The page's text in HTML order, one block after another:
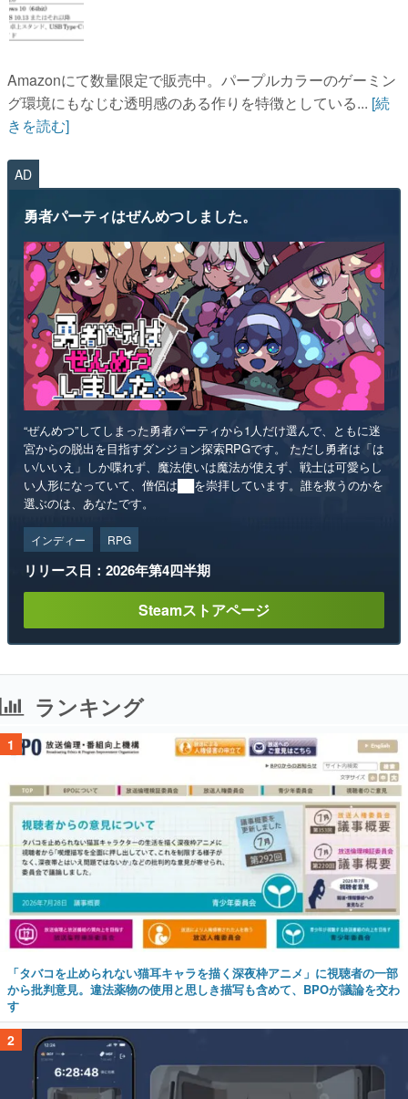
その他
運営：株式会社マレ
Amazonにて数量限定で販売中。パープルカラーのゲーミン
グ環境にもなじむ透明感のある作りを特徴としている... [続
きを読む]
AD
勇者パーティはぜんめつしました。
“ぜんめつ”してしまった勇者パーティから1人だけ選んで、ともに迷
宮からの脱出を目指すダンジョン探索RPGです。 ただし勇者は「は
い/いいえ」しか喋れず、魔法使いは魔法が使えず、戦士は可愛らし
い人形になっていて、僧侶は██を崇拝しています。誰を救うのかを
選ぶのは、あなたです。
インディー RPG
リリース日：2026年第4四半期
Steamストアページ
ランキング
1
「タバコを止められない猫耳キャラを描く深夜枠アニメ」に視聴者の一部
から批判意見。違法薬物の使用と思しき描写も含めて、BPOが議論を交わ
す
2